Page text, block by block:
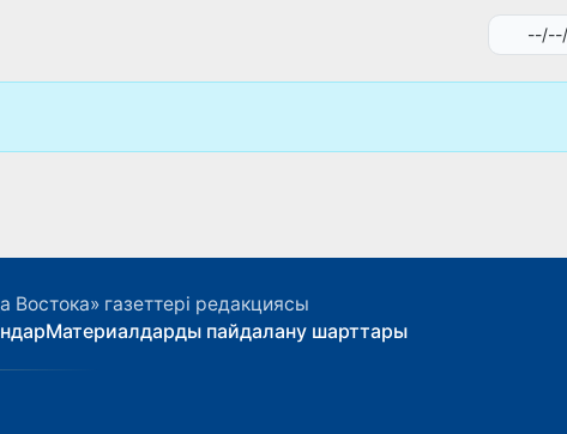
дүниеге келді?
газеттері редакциясы
Материалдарды пайдалану шарттары